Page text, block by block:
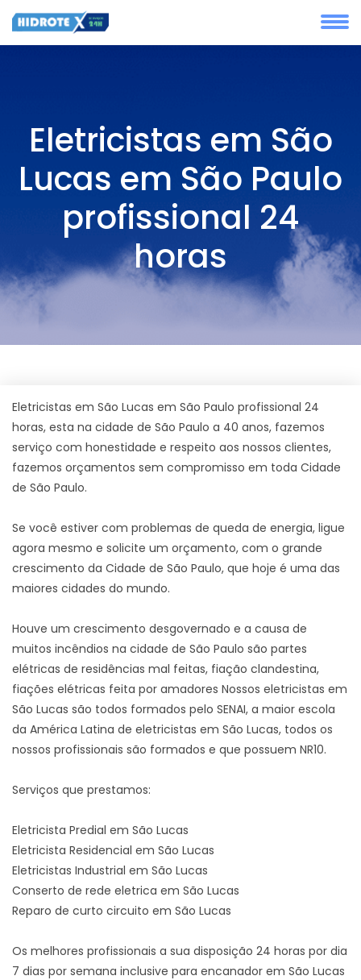
Eletricistas em São
Lucas em São Paulo
profissional 24
horas
Eletricistas em São Lucas em São Paulo profissional 24
horas, esta na cidade de São Paulo a 40 anos, fazemos
serviço com honestidade e respeito aos nossos clientes,
fazemos orçamentos sem compromisso em toda Cidade
de São Paulo.
Se você estiver com problemas de queda de energia, ligue
agora mesmo e solicite um orçamento, com o grande
crescimento da Cidade de São Paulo, que hoje é uma das
maiores cidades do mundo.
Houve um crescimento desgovernado e a causa de
muitos incêndios na cidade de São Paulo são partes
elétricas de residências mal feitas, fiação clandestina,
fiações elétricas feita por amadores Nossos eletricistas em
São Lucas são todos formados pelo SENAI, a maior escola
da América Latina de eletricistas em São Lucas, todos os
nossos profissionais são formados e que possuem NR10.
Serviços que prestamos:
Eletricista Predial em São Lucas
Eletricista Residencial em São Lucas
Eletricistas Industrial em São Lucas
Conserto de rede eletrica em São Lucas
Reparo de curto circuito em São Lucas
Os melhores profissionais a sua disposição 24 horas por dia
7 dias por semana inclusive para encanador em São Lucas